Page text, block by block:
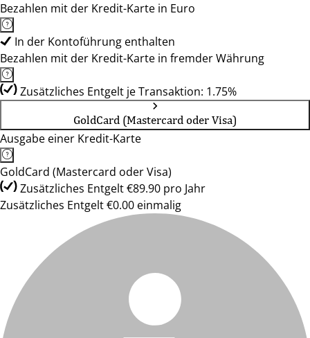
Bezahlen mit der Kredit-Karte in Euro
In der Kontoführung enthalten
Bezahlen mit der Kredit-Karte in fremder Währung
Zusätzliches Entgelt je Transaktion: 1.75%
GoldCard (Mastercard oder Visa)
Ausgabe einer Kredit-Karte
GoldCard (Mastercard oder Visa)
Zusätzliches Entgelt €89.90 pro Jahr
Zusätzliches Entgelt €0.00 einmalig